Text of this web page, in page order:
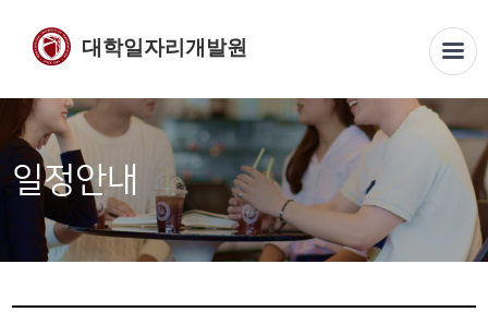
대학일자리개발원
일정안내